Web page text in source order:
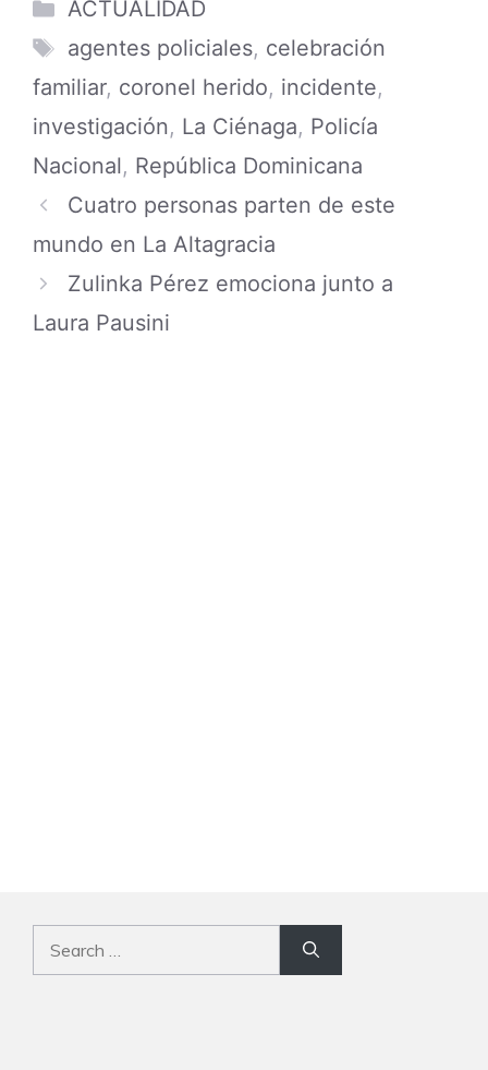
ACTUALIDAD
Tags
agentes policiales, celebración
familiar, coronel herido, incidente,
investigación, La Ciénaga, Policía
Nacional, República Dominicana
Cuatro personas parten de este
mundo en La Altagracia
Zulinka Pérez emociona junto a
Laura Pausini
Search
for: